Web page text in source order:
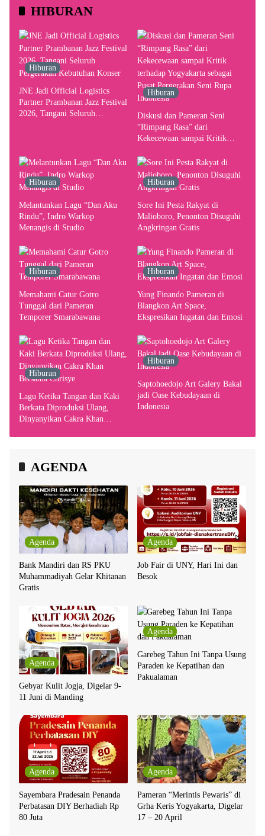
HIBURAN
Hiburan
JNE Jadi Official Logistics
Partner Prambanan Jazz Festival
2026, Tangani Seluruh
Hiburan
Diskusi dan Pameran Seni
“Rimpang Rasa” dari
Kekecewaan sampai Kritik
Pusat Pergerakan Seni Rupa
Indonesia
Hiburan
Melantunkan Lagu “Dan Aku
Rindu”, Indro Warkop
Menangis di Studio
Hiburan
Sore Ini Pesta Rakyat di
Malioboro, Penonton Disuguhi
Angkringan Gratis
Hiburan
Memahami Catur Gotro
Tunggal dari Pameran
Temporer Smarabawana
Hiburan
Yung Finando Pameran di
Blangkon Art Space,
Ekspresikan Ingatan dan Emosi
Hiburan
Lagu Ketika Tangan dan Kaki
Berkata Diproduksi Ulang,
Dinyanyikan Cakra Khan
Hiburan
Saptohoedojo Art Galery Bakal
jadi Oase Kebudayaan di
Indonesia
AGENDA
Agenda
Bank Mandiri dan RS PKU
Muhammadiyah Gelar Khitanan
Gratis
Agenda
Job Fair di UNY, Hari Ini dan
Besok
Agenda
Gebyar Kulit Jogja, Digelar 9-
11 Juni di Manding
Agenda
Garebeg Tahun Ini Tanpa Usung
Paraden ke Kepatihan dan
Pakualaman
Agenda
Sayembara Pradesain Penanda
Perbatasan DIY Berhadiah Rp
80 Juta
Agenda
Pameran “Merintis Pewaris” di
Grha Keris Yogyakarta, Digelar
17 – 20 April